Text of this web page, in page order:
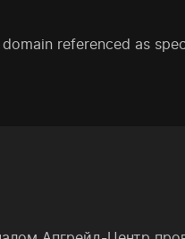
domain referenced as